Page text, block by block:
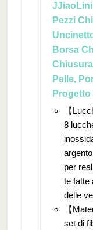
Pezzi
Borsa
Pelle,
Progetto
【
8
per
te fatte
delle
【
set di